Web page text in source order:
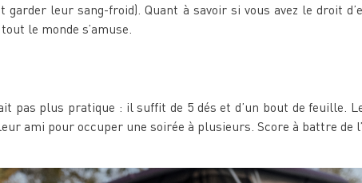
leur sang-froid). Quant à savoir si vous avez le droit
le monde s’amuse.
pas plus pratique : il suffit de 5 dés et d’un bout de feuille.
ami pour occuper une soirée à plusieurs. Score à battre de